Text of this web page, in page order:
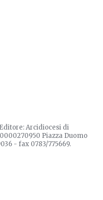
Arcidiocesi di
Piazza Duomo
- fax 0783/775669.